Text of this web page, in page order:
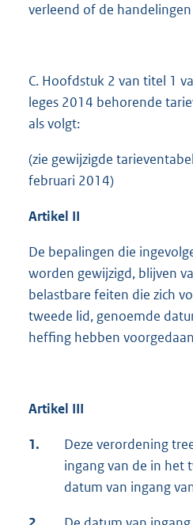
verleend of de
C. Hoofdstuk 2 van titel 1
leges 2014 behorende
als volgt:
(zie gewijzigde
februari 2014)
Artikel II
De bepalingen die
worden gewijzigd, blijven
belastbare feiten die zich
tweede lid, genoemde
heffing hebben
Artikel III
1.
Deze verordening
ingang van de in het
datum van ingang